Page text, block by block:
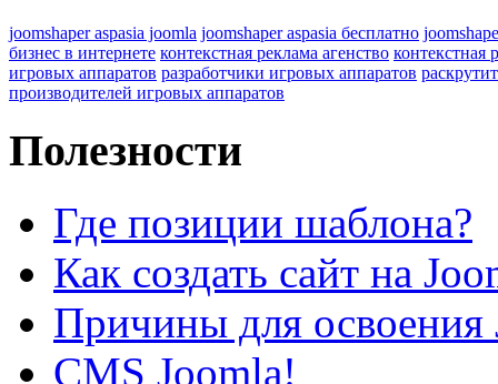
joomshaper aspasia joomla joomshaper aspasia бесплатно
бизнес в интернете контекстная реклама агенство контекстная
игровых аппаратов разработчики игровых аппаратов
производителей игровых аппаратов
Полезности
Где позиции шаблона?
Как создать сайт на
Причины для освоения
CMS Joomla!